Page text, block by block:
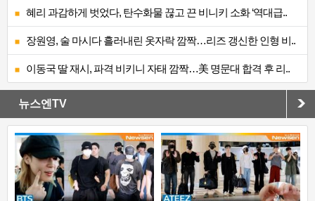
혜리 과감하게 벗었다, 탄수화물 끊고 끈 비니키 소화 ‘역대급..
장원영, 술 마시다 흘러내린 옷자락 깜짝…리즈 갱신한 인형 비..
이동국 딸 재시, 파격 비키니 자태 깜짝…美 명문대 합격 후 리..
뉴스엔TV